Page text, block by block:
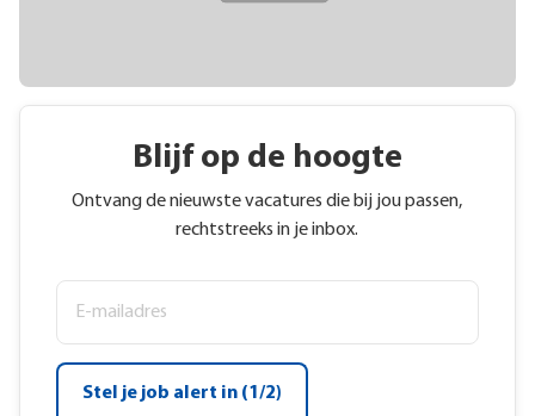
Blijf op de hoogte
Ontvang de nieuwste vacatures die bij jou passen,
rechtstreeks in je inbox.
Stel je job alert in (1/2)